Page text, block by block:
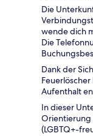
Die
wende dich
Die
Dank der
Aufenthalt
In dieser
Orientierung
(LGBTQ+-